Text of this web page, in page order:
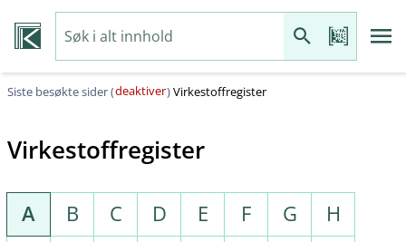
Siste besøkte sider (deaktiver)Virkestoffregister
Virkestoffregister
A B C D E F G
H